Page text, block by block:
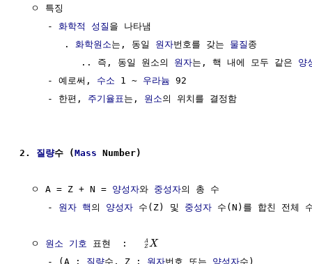
  ㅇ 특징
     -
화학적 성질 을 나타냄
        .
화학원소는, 동일 원자번호를 갖는 물질 종
           .. 즉, 동일 원소의
원자는, 핵 내에 모두 같은 양
     - 예로써,
수소 1 ~ 우라늄 92
     - 한편,
주기율표는, 원소의 위치를 결정함
2. 질량수 (Mass Number)
  ㅇ A = Z + N =
양성자와 중성자의 총 수
     -
원자 핵 의 양성자 수(Z) 및 중성자 수(N)를 합친 전체
  ㅇ
원소 기호 표현  :
A
Z X
     - (A :
질량수, Z : 원자번호 또는 양성자수)